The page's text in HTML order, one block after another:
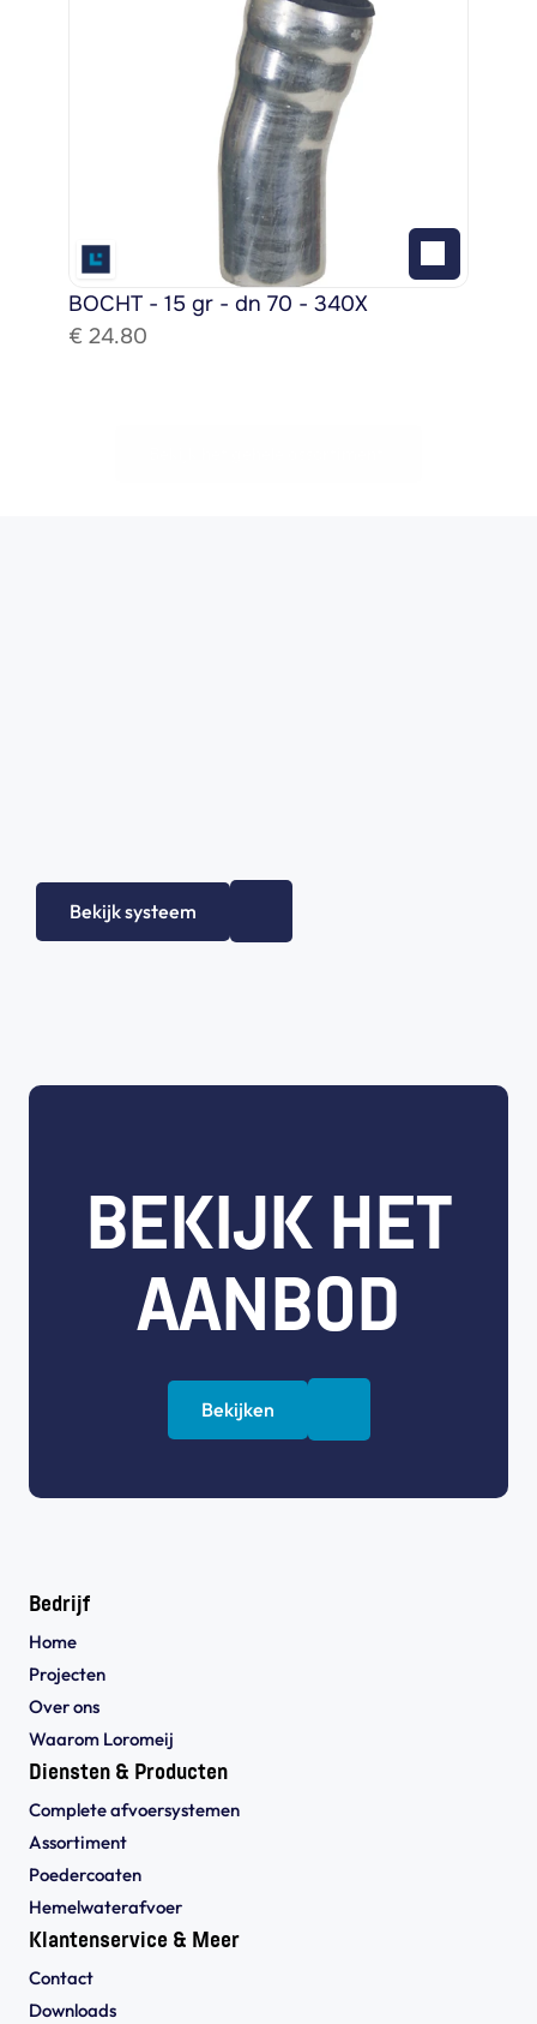
BOCHT - 15 gr - dn 70 - 340X
€ 24.80
Bekijk systeem
BEKIJK HET
AANBOD
Bekijken
Bedrijf
Home
Projecten
Over ons
Waarom Loromeij
Diensten & Producten
Complete afvoersystemen
Assortiment
Poedercoaten
Hemelwaterafvoer
Klantenservice & Meer
Contact
Downloads